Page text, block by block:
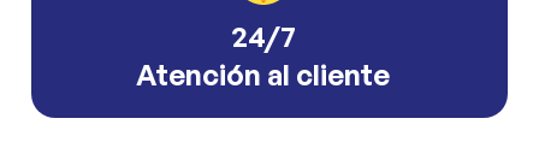
24/7
Atención al cliente